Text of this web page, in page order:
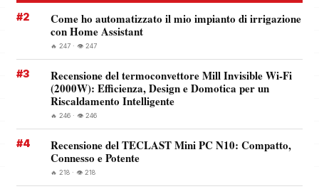
#2
Come ho automatizzato il mio impianto di irrigazione
con Home Assistant
🔥 247 · 👁️ 247
#3
Recensione del termoconvettore Mill Invisible Wi-Fi
(2000W): Efficienza, Design e Domotica per un
Riscaldamento Intelligente
🔥 246 · 👁️ 246
#4
Recensione del TECLAST Mini PC N10: Compatto,
Connesso e Potente
🔥 218 · 👁️ 218